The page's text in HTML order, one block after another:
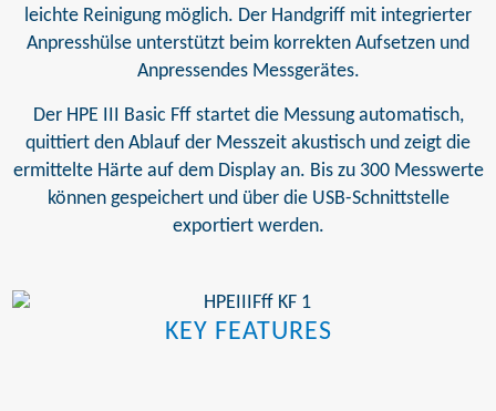
leichte Reinigung möglich. Der Handgriff mit integrierter
Anpresshülse unterstützt beim korrekten Aufsetzen und
Anpressendes Messgerätes.
Der HPE III Basic Fff startet die Messung automatisch,
quittiert den Ablauf der Messzeit akustisch und zeigt die
ermittelte Härte auf dem Display an. Bis zu 300 Messwerte
können gespeichert und über die USB-Schnittstelle
exportiert werden.
KEY FEATURES